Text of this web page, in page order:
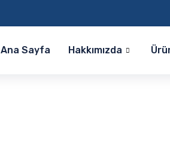
Ana Sayfa Hakkımızda